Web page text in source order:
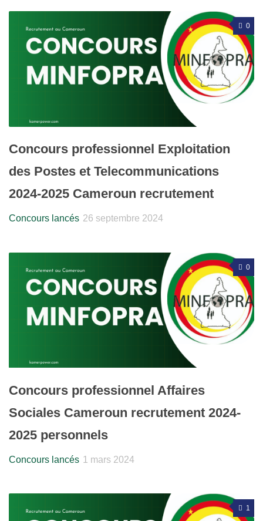
0
Concours professionnel Exploitation
des Postes et Telecommunications
2024-2025 Cameroun recrutement
Concours lancés 26 septembre 2024
0
Concours professionnel Affaires
Sociales Cameroun recrutement 2024-
2025 personnels
Concours lancés 1 mars 2024
1